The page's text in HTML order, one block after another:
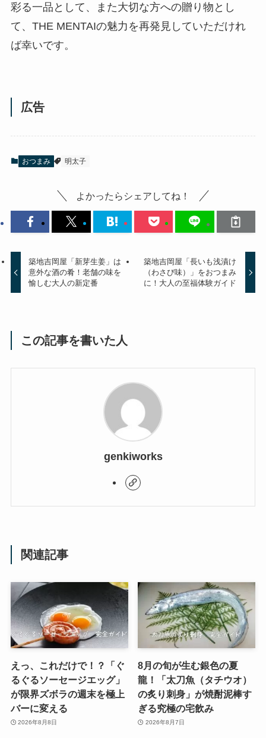
彩る一品として、また大切な方への贈り物とし
て、THE MENTAIの魅力を再発見していただけれ
ば幸いです。
広告
おつまみ 明太子
よかったらシェアしてね！
築地吉岡屋「新芽生姜」は
意外な酒の肴！老舗の味を
愉しむ大人の新定番
築地吉岡屋「長いも浅漬け
（わさび味）」をおつまみ
に！大人の至福体験ガイド
この記事を書いた人
genkiworks
関連記事
えっ、これだけで！？「ぐ
るぐるソーセージエッグ」
が限界ズボラの週末を極上
バーに変える
2026年8月8日
8月の旬が生む銀色の夏
龍！「太刀魚（タチウオ）
の炙り刺身」が焼酎泥棒す
ぎる究極の宅飲み
2026年8月7日